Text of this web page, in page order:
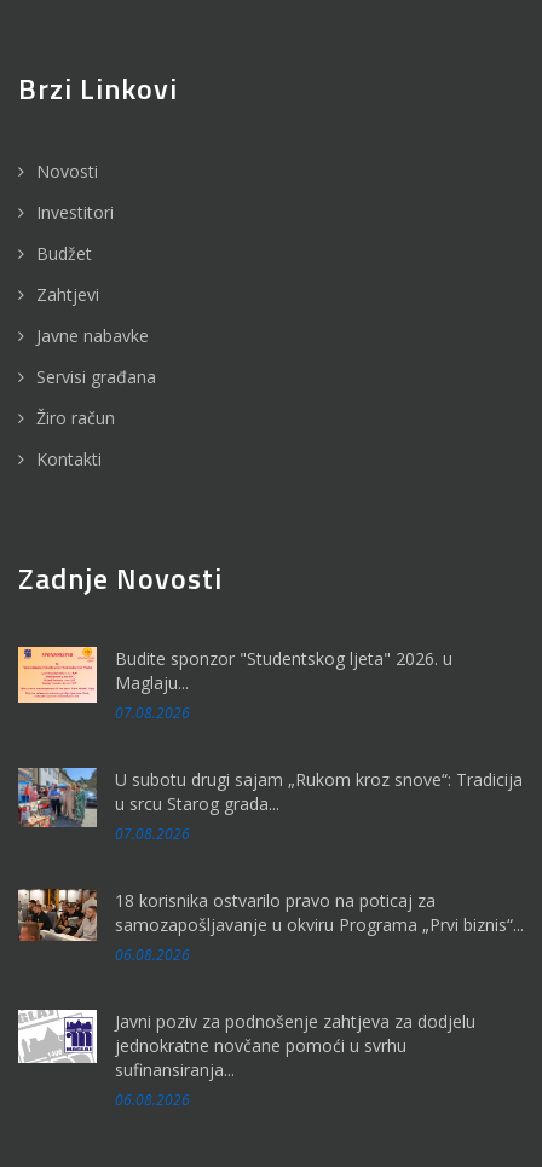
Brzi Linkovi
Novosti
Investitori
Budžet
Zahtjevi
Javne nabavke
Servisi građana
Žiro račun
Kontakti
Zadnje Novosti
Budite sponzor "Studentskog ljeta" 2026. u
Maglaju...
07.08.2026
U subotu drugi sajam „Rukom kroz snove“: Tradicija
u srcu Starog grada...
07.08.2026
18 korisnika ostvarilo pravo na poticaj za
samozapošljavanje u okviru Programa „Prvi biznis“...
06.08.2026
Javni poziv za podnošenje zahtjeva za dodjelu
jednokratne novčane pomoći u svrhu
sufinansiranja...
06.08.2026